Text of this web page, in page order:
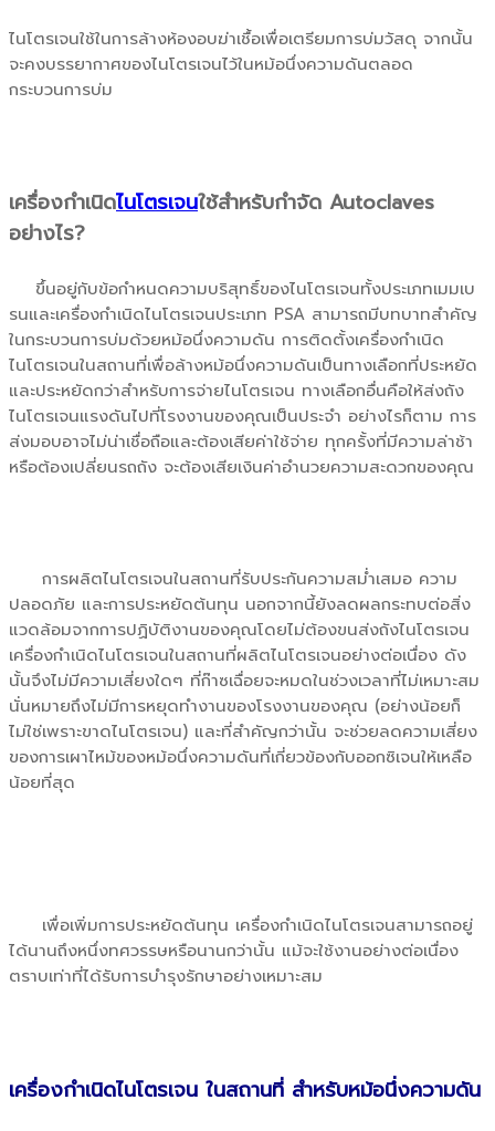
ไนโตรเจนใช้ในการล้างห้องอบฆ่าเชื้อเพื่อเตรียมการบ่มวัสดุ จากนั้น
จะคงบรรยากาศของไนโตรเจนไว้ในหม้อนึ่งความดันตลอด
กระบวนการบ่ม
เครื่องกำเนิดไนโตรเจนใช้สำหรับกำจัด Autoclaves
อย่างไร?
ขึ้นอยู่กับข้อกำหนดความบริสุทธิ์ของไนโตรเจนทั้งประเภทเมมเบ
รนและเครื่องกำเนิดไนโตรเจนประเภท PSA สามารถมีบทบาทสำคัญ
ในกระบวนการบ่มด้วยหม้อนึ่งความดัน การติดตั้งเครื่องกำเนิด
ไนโตรเจนในสถานที่เพื่อล้างหม้อนึ่งความดันเป็นทางเลือกที่ประหยัด
และประหยัดกว่าสำหรับการจ่ายไนโตรเจน ทางเลือกอื่นคือให้ส่งถัง
ไนโตรเจนแรงดันไปที่โรงงานของคุณเป็นประจำ อย่างไรก็ตาม การ
ส่งมอบอาจไม่น่าเชื่อถือและต้องเสียค่าใช้จ่าย ทุกครั้งที่มีความล่าช้า
หรือต้องเปลี่ยนรถถัง จะต้องเสียเงินค่าอำนวยความสะดวกของคุณ
การผลิตไนโตรเจนในสถานที่รับประกันความสม่ำเสมอ ความ
ปลอดภัย และการประหยัดต้นทุน นอกจากนี้ยังลดผลกระทบต่อสิ่ง
แวดล้อมจากการปฏิบัติงานของคุณโดยไม่ต้องขนส่งถังไนโตรเจน
เครื่องกำเนิดไนโตรเจนในสถานที่ผลิตไนโตรเจนอย่างต่อเนื่อง ดัง
นั้นจึงไม่มีความเสี่ยงใดๆ ที่ก๊าซเฉื่อยจะหมดในช่วงเวลาที่ไม่เหมาะสม
นั่นหมายถึงไม่มีการหยุดทำงานของโรงงานของคุณ (อย่างน้อยก็
ไม่ใช่เพราะขาดไนโตรเจน) และที่สำคัญกว่านั้น จะช่วยลดความเสี่ยง
ของการเผาไหม้ของหม้อนึ่งความดันที่เกี่ยวข้องกับออกซิเจนให้เหลือ
น้อยที่สุด
เพื่อเพิ่มการประหยัดต้นทุน เครื่องกำเนิดไนโตรเจนสามารถอยู่
ได้นานถึงหนึ่งทศวรรษหรือนานกว่านั้น แม้จะใช้งานอย่างต่อเนื่อง
ตราบเท่าที่ได้รับการบำรุงรักษาอย่างเหมาะสม
เครื่องกำเนิดไนโตรเจน ในสถานที่ สำหรับหม้อนึ่งความดัน